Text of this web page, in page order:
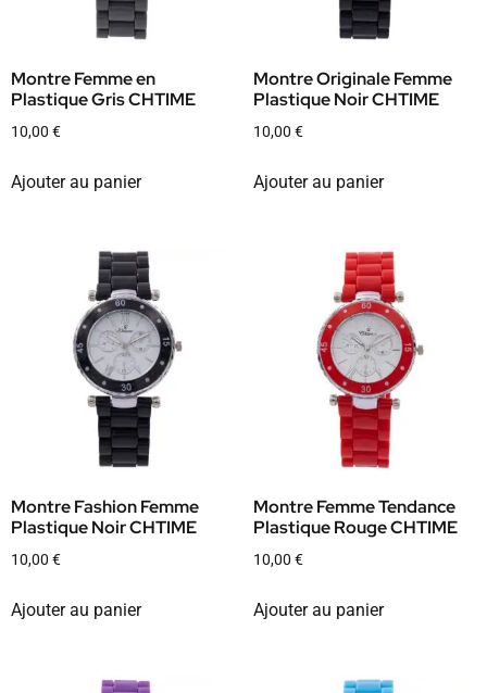
Montre Femme en
Plastique Gris CHTIME
10,00 €
Ajouter au panier
Montre Originale Femme
Plastique Noir CHTIME
10,00 €
Ajouter au panier
Montre Fashion Femme
Plastique Noir CHTIME
10,00 €
Ajouter au panier
Montre Femme Tendance
Plastique Rouge CHTIME
10,00 €
Ajouter au panier